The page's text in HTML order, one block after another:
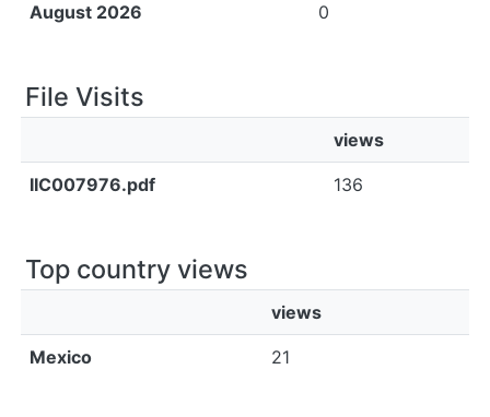
August 2026 0
File Visits
views
IIC007976.pdf 136
Top country views
views
Mexico 21